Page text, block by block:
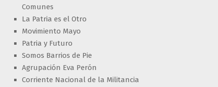
Comunes
La Patria es el Otro
Movimiento Mayo
Patria y Futuro
Somos Barrios de Pie
Agrupación Eva Perón
Corriente Nacional de la Militancia